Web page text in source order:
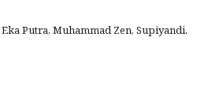
Putra, Muhammad Zen, Supiyandi,